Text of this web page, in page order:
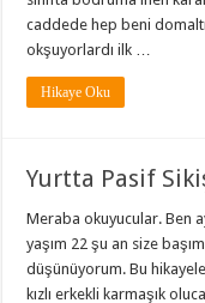
caddede hep beni
okşuyorlardı ilk …
Hikaye Oku
Yurtta Pasif
Meraba okuyucular. Ben
yaşım 22 şu an size
düşünüyorum. Bu
kızlı erkekli karmaşık